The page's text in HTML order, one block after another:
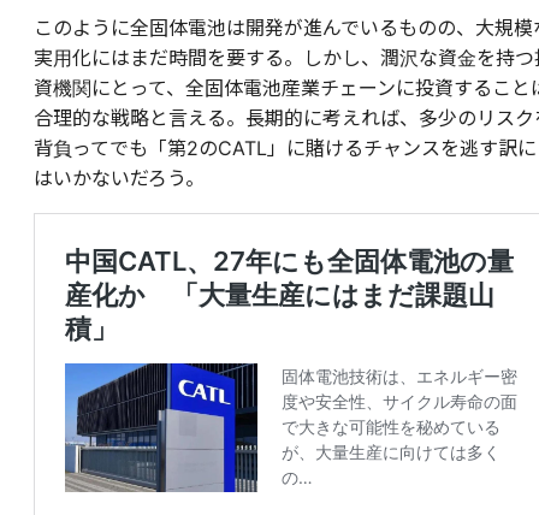
このように全固体電池は開発が進んでいるものの、大規模
実用化にはまだ時間を要する。しかし、潤沢な資金を持つ
資機関にとって、全固体電池産業チェーンに投資すること
合理的な戦略と言える。長期的に考えれば、多少のリスク
背負ってでも「第2のCATL」に賭けるチャンスを逃す訳に
はいかないだろう。